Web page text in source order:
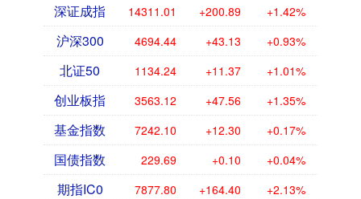
深证成指 14311.01 +200.89 +1.42%
沪深300 4694.44 +43.13 +0.93%
北证50 1134.24 +11.37 +1.01%
创业板指 3563.12 +47.56 +1.35%
基金指数 7242.10 +12.30 +0.17%
国债指数 229.69 +0.10 +0.04%
期指IC0 7877.80 +164.40 +2.13%